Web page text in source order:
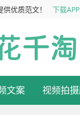
优质范文！ 下载APP
文案 视频拍